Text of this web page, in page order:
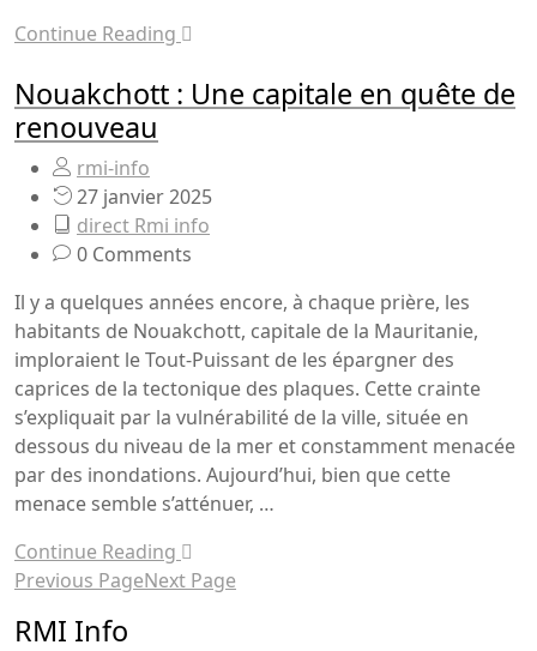
Continue Reading
Nouakchott : Une capitale en quête de
renouveau
rmi-info
27 janvier 2025
direct Rmi info
0 Comments
Il y a quelques années encore, à chaque prière, les
habitants de Nouakchott, capitale de la Mauritanie,
imploraient le Tout-Puissant de les épargner des
caprices de la tectonique des plaques. Cette crainte
s’expliquait par la vulnérabilité de la ville, située en
dessous du niveau de la mer et constamment menacée
par des inondations. Aujourd’hui, bien que cette
menace semble s’atténuer, …
Continue Reading
Previous PageNext Page
RMI Info